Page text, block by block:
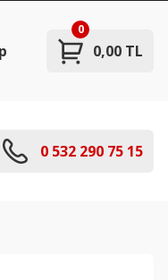
0,00 TL
0
0 532 290 75 15